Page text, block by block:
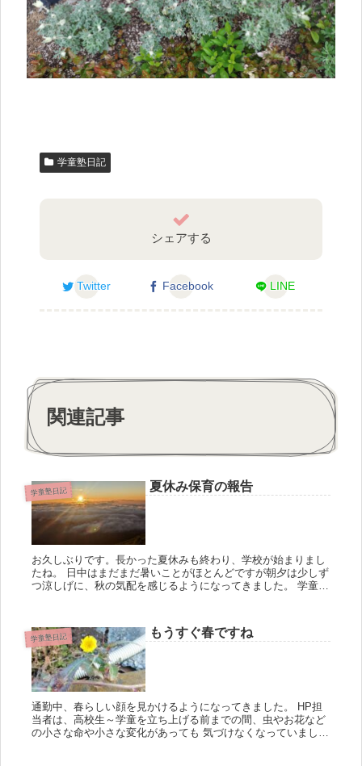
学童塾日記
シェアする
Twitter Facebook LINE
関連記事
学童塾日記 夏休み保育の報告
お久しぶりです。長かった夏休みも終わり、学校が始まりまし
たね。 日中はまだまだ暑いことがほとんどですが朝夕は少しず
つ涼しげに、秋の気配を感じるようになってきました。 学童塾
学童塾日記 もうすぐ春ですね
通勤中、春らしい顔を見かけるようになってきました。 HP担
当者は、高校生～学童を立ち上げる前までの間、虫やお花など
の小さな命や小さな変化があっても 気づけなくなっていました